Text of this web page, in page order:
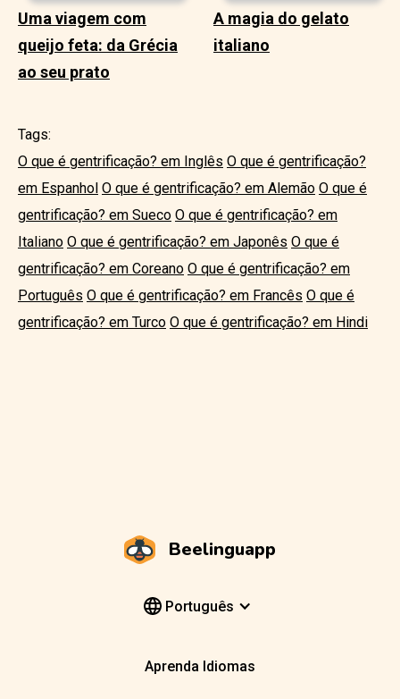
Uma viagem com
queijo feta: da Grécia
ao seu prato
A magia do gelato
italiano
Tags:
O que é gentrificação? em Inglês O que é gentrificação?
em Espanhol O que é gentrificação? em Alemão O que é
gentrificação? em Sueco O que é gentrificação? em
Italiano O que é gentrificação? em Japonês O que é
gentrificação? em Coreano O que é gentrificação? em
Português O que é gentrificação? em Francês O que é
gentrificação? em Turco O que é gentrificação? em Hindi
Beelinguapp
Português
Aprenda Idiomas